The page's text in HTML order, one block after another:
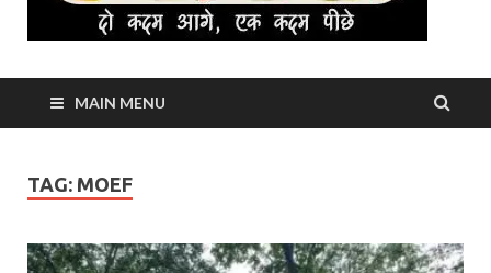
MAIN MENU
TAG: MOEF